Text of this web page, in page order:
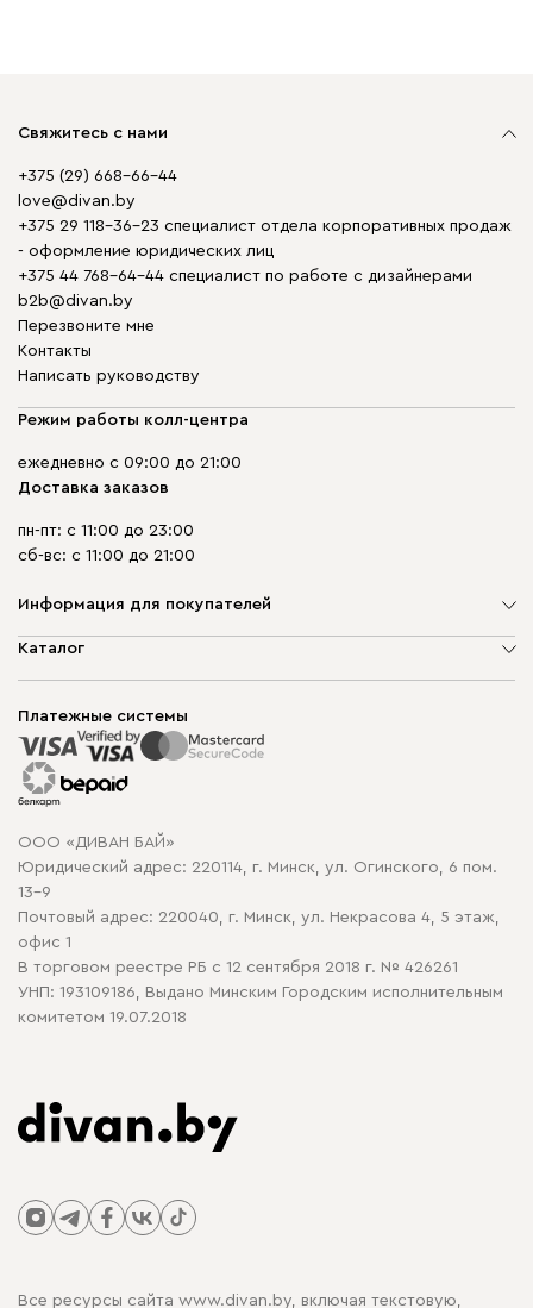
Свяжитесь с нами
+375 (29) 668-66-44
love@divan.by
+375 29 118-36-23 специалист отдела корпоративных продаж
- оформление юридических лиц
+375 44 768-64-44 специалист по работе с дизайнерами
b2b@divan.by
Перезвоните мне
Контакты
Написать руководству
Режим работы колл-центра
ежедневно с 09:00 до 21:00
Доставка заказов
пн-пт: с 11:00 до 23:00
сб-вс: с 11:00 до 21:00
Информация для покупателей
О компании
Способы оплаты
Рассрочка и кредит
Гарантия
Карта сайта
Политика конфиденциальности
Политика в отношении обработки cookie
Каталог
Корпусная мебель
Распродажа мебели
Платежные системы
ООО «ДИВАН БАЙ»
Юридический адрес: 220114, г. Минск, ул. Огинского, 6 пом.
13-9
Почтовый адрес: 220040, г. Минск, ул. Некрасова 4, 5 этаж,
офис 1
В торговом реестре РБ с 12 сентября 2018 г. № 426261
УНП: 193109186, Выдано Минским Городским исполнительным
комитетом 19.07.2018
Все ресурсы сайта www.divan.by, включая текстовую,